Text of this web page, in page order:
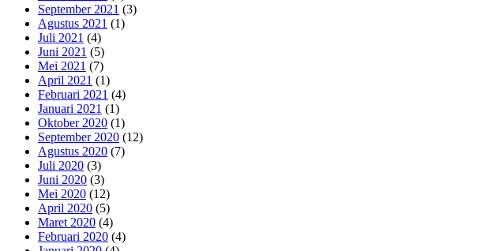
September 2021 (3)
Agustus 2021 (1)
Juli 2021 (4)
Juni 2021 (5)
Mei 2021 (7)
April 2021 (1)
Februari 2021 (4)
Januari 2021 (1)
Oktober 2020 (1)
September 2020 (12)
Agustus 2020 (7)
Juli 2020 (3)
Juni 2020 (3)
Mei 2020 (12)
April 2020 (5)
Maret 2020 (4)
Februari 2020 (4)